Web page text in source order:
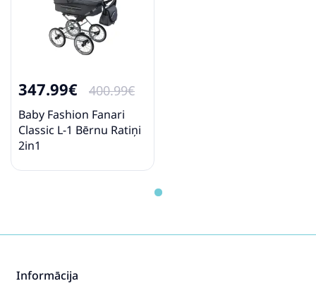
347.99€ 400.99€
Baby Fashion Fanari
Classic L-1 Bērnu Ratiņi
2in1
Informācija